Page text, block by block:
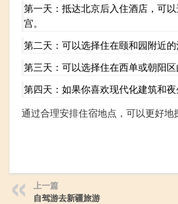
第一天：抵达北京后入住酒店，可
宫。
第二天：可以选择住在颐和园附近
第三天：可以选择住在西单或朝阳
第四天：如果你喜欢现代化建筑和
通过合理安排住宿地点，可以更好地
上一篇
自驾游去新疆旅游